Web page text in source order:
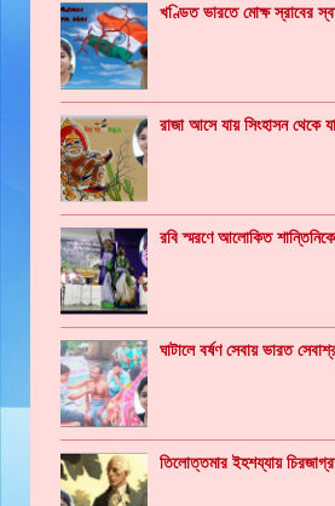
খণ্ডিত ভারতে মোক্ষ স্রাবের
রাজা আসে যায় সিংহাসন থেকে
রবি স্মরণে আলোকিত
ঘাটালে বর্ষণ সেবায় ভারত
তিলোত্তমার ইহশয্যায়